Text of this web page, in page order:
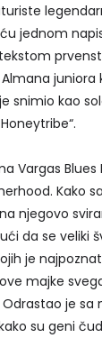
jednom
juniora
snimio kao
Vargas Blues
Kako
njegovo
da se veliki
je
majke
je sa
su geni